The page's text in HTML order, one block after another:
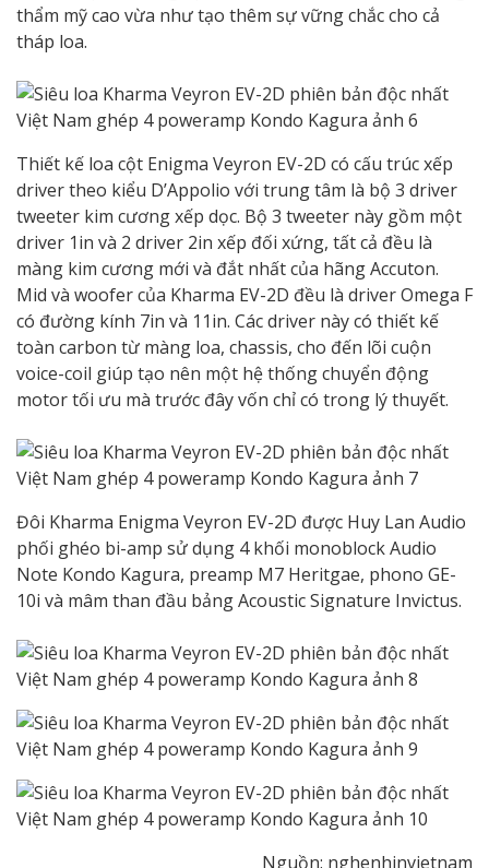
thẩm mỹ cao vừa như tạo thêm sự vững chắc cho cả
tháp loa.
Thiết kế loa cột Enigma Veyron EV-2D có cấu trúc xếp
driver theo kiểu D’Appolio với trung tâm là bộ 3 driver
tweeter kim cương xếp dọc. Bộ 3 tweeter này gồm một
driver 1in và 2 driver 2in xếp đối xứng, tất cả đều là
màng kim cương mới và đắt nhất của hãng Accuton.
Mid và woofer của Kharma EV-2D đều là driver Omega F
có đường kính 7in và 11in. Các driver này có thiết kế
toàn carbon từ màng loa, chassis, cho đến lõi cuộn
voice-coil giúp tạo nên một hệ thống chuyển động
motor tối ưu mà trước đây vốn chỉ có trong lý thuyết.
Đôi Kharma Enigma Veyron EV-2D được Huy Lan Audio
phối ghéo bi-amp sử dụng 4 khối monoblock Audio
Note Kondo Kagura, preamp M7 Heritgae, phono GE-
10i và mâm than đầu bảng Acoustic Signature Invictus.
Nguồn: nghenhinvietnam